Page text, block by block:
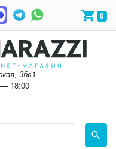
0
36с1
18:00